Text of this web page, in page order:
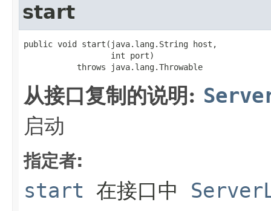
start
public void start(java.lang.String host,
                  int port)
           throws java.lang.Throwable
从接口复制的说明:
启动
指定者:
start 在接口中